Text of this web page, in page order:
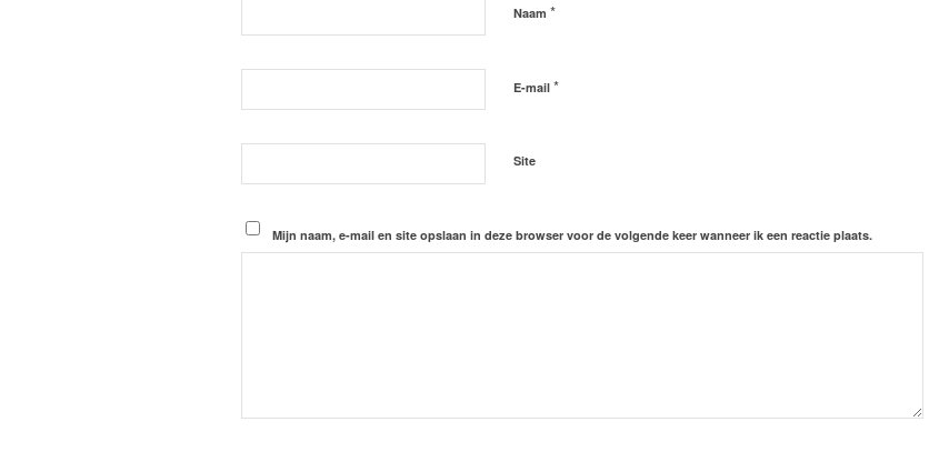
Naam *
E-mail *
Site
Mijn naam, e-mail en site opslaan in deze browser voor de volgende keer wanneer ik een reactie plaats.